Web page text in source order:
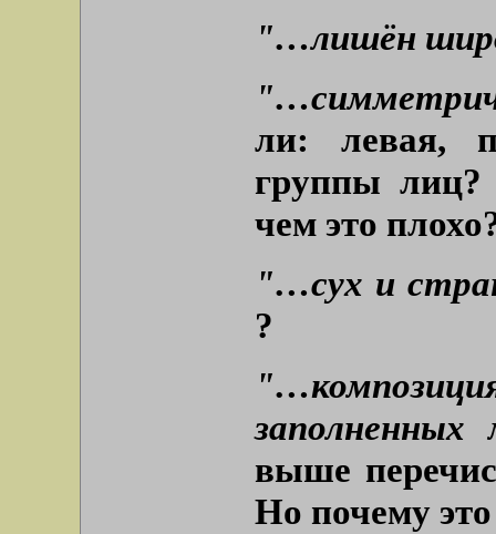
"…лишён
ли: левая,
группы лиц?
чем это
"…сух и
?
выше
Но почему